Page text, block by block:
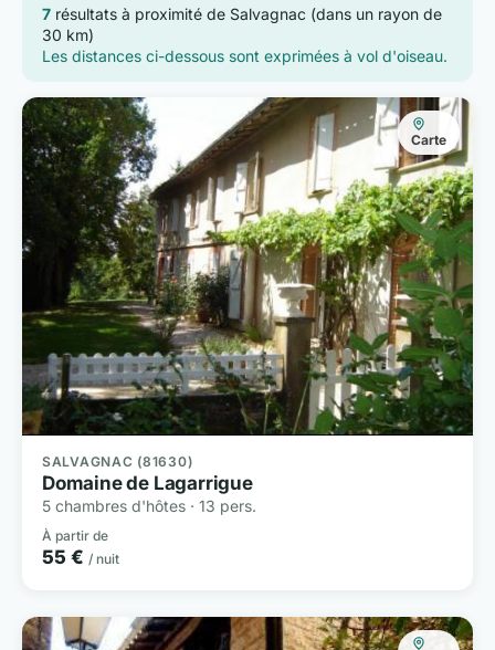
7 résultats à proximité de Salvagnac (dans un rayon de
30 km)
Les distances ci-dessous sont exprimées à vol d'oiseau.
Carte
SALVAGNAC (81630)
Domaine de Lagarrigue
5 chambres d'hôtes · 13 pers.
À partir de
55 € / nuit